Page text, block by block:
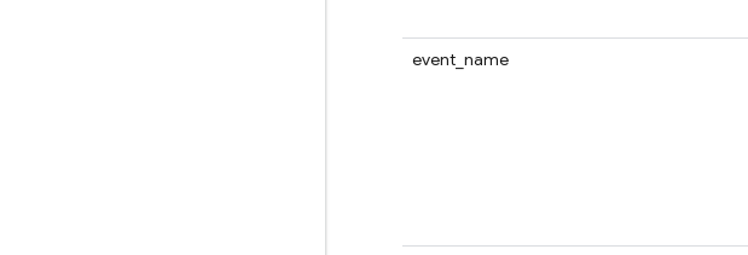
event_name